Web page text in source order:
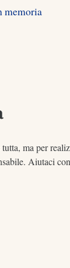
memoria
ma per
Aiutaci